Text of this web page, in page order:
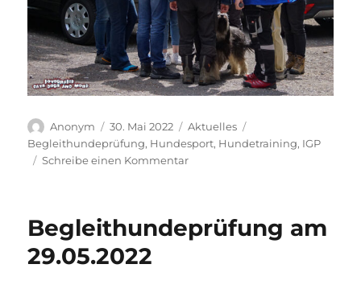
Autor
Anonym
Veröffentlicht
am
30. Mai 2022 Kategorien
Aktuelles
Begleithundeprüfung, Hundesport, Hundetraining, IGP
Schreibe einen Kommentarzu
Begleithundeprüfung am
29.05.2022